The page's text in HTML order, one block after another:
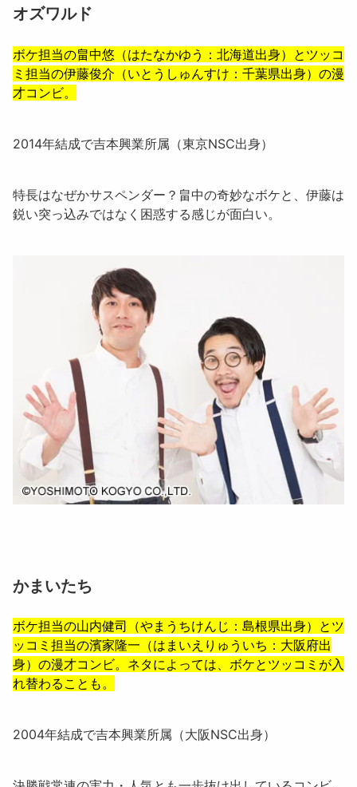
オズワルド
ボケ担当の畠中悠 （はたなかゆう：北海道出身）とツッコ
ミ担当の伊藤俊介 （いとうしゅんすけ：千葉県出身）の漫
才コンビ。
2014年結成で吉本興業所属（東京NSC出身）
特長はなぜかサスペンダー？畠中の奇妙なボケと、伊藤は
鋭い突っ込みではなく困惑する感じが面白い。
かまいたち
ボケ担当の山内健司 （やまうちけんじ：島根県出身）とツ
ッコミ担当の濱家隆一 （はまいえりゅういち：大阪府出
身）の漫才コンビ。ネタによっては、ボケとツッコミが入
れ替わることも。
2004年結成で吉本興業所属（大阪NSC出身）